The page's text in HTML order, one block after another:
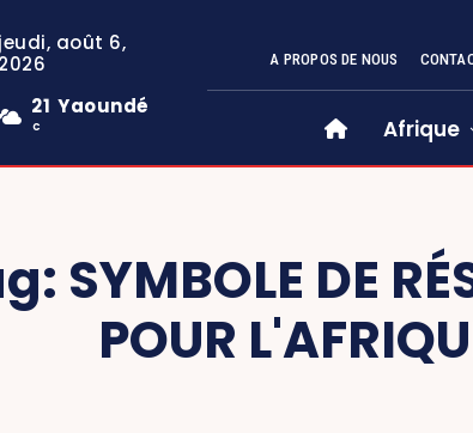
jeudi, août 6,
2026
21
C
Yaoundé
A PROPOS DE NOUS
Afrique
SYMBOLE DE
POUR